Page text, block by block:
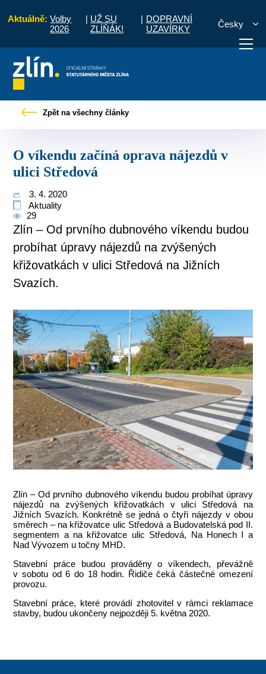
Aktuálně: Volby
2026
| UŽ SU
ZLÍŇÁK!
| DOPRAVNÍ
UZAVÍRKY
Česky
vyřídit Potřebuji zaplatit
Zpět na všechny články
O víkendu začíná oprava nájezdů v
ulici Středová
3. 4. 2020
Aktuality
29
Zlín – Od prvního dubnového víkendu budou
probíhat úpravy nájezdů na zvýšených
křižovatkách v ulici Středová na Jižních
Svazích.
Zlín – Od prvního dubnového víkendu budou probíhat úpravy
nájezdů na zvýšených křižovatkách v ulici Středová na
Jižních Svazích. Konkrétně se jedná o čtyři nájezdy v obou
směrech – na křižovatce ulic Středová a Budovatelská pod II.
segmentem a na křižovatce ulic Středová, Na Honech I a
Nad Vývozem u točny MHD.
Stavební práce budou prováděny o víkendech, převážně
v sobotu od 6 do 18 hodin. Řidiče čeká částečné omezení
provozu.
Stavební práce, které provádí zhotovitel v rámci reklamace
stavby, budou ukončeny nejpozději 5. května 2020.